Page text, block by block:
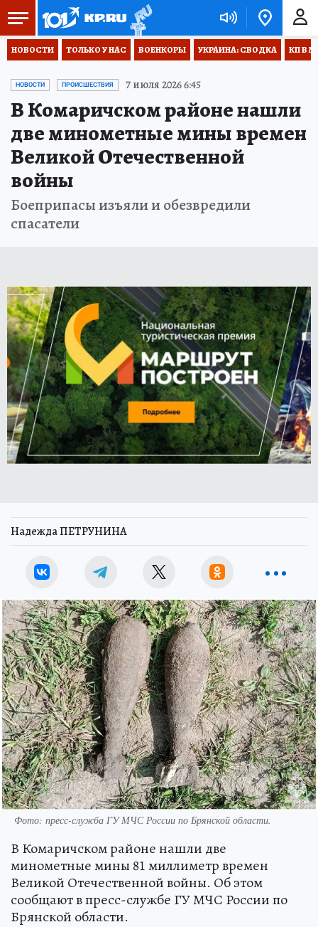
НОВОСТИ ТОЛЬКО У НАС ВОЕНКОРЫ УКРАИНА: СВОДКА КП В
НОВОСТИ ПРОИСШЕСТВИЯ 7 июля 2026 6:45
В Комаричском районе нашли
две минометные мины времен
Великой Отечественной
войны
Боеприпасы изъяли и обезвредили
спасатели
Надежда ПЕТРУНИНА
Фото: пресс-служба ГУ МЧС России по Брянской области.
В Комаричском районе нашли две
минометные мины 81 миллиметр времен
Великой Отечественной войны. Об этом
сообщают в пресс-службе ГУ МЧС России по
Брянской области.